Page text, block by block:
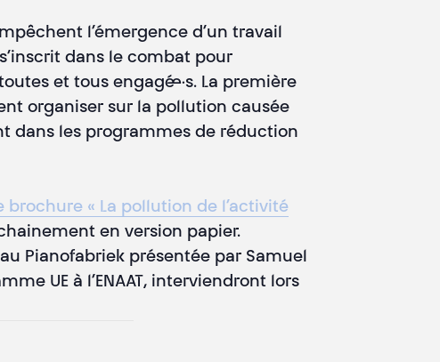
l’émergence d’un travail
dans le combat pour
et tous engagé·e·s. La première
organiser sur la pollution causée
dans les programmes de réduction
brochure « La pollution de l’activité
en version papier.
Pianofabriek présentée par Samuel
UE à l’ENAAT, interviendront lors